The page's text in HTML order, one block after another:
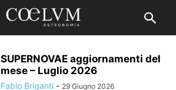
SUPERNOVAE aggiornamenti del
mese – Luglio 2026
Fabio Briganti - 29 Giugno 2026